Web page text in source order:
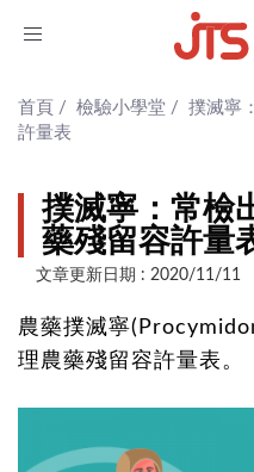
Toggle
首頁 / 檢驗小學堂 / 撲滅寧
許量表
撲滅寧：常檢
藥殘留容許量
文章更新日期 : 2020/11/11
農藥撲滅寧
理農藥殘留容許量表。